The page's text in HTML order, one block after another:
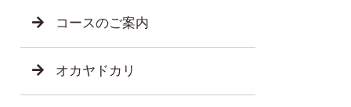
コースのご案内
オカヤドカリ